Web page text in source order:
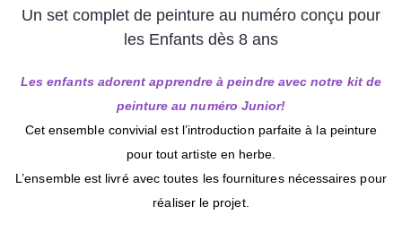
Un set complet de peinture au numéro conçu pour
les Enfants dès 8 ans
Les enfants adorent apprendre à peindre avec notre kit de
peinture au numéro Junior!
Cet ensemble convivial est l’introduction parfaite à la peinture
pour tout artiste en herbe.
L’ensemble est livré avec toutes les fournitures nécessaires pour
réaliser le projet.